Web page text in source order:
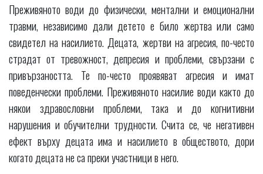
Преживяното води до физически, ментални и емоционални
травми, независимо дали детето е било жертва или само
свидетел на насилието. Децата, жертви на агресия, по-често
страдат от тревожност, депресия и проблеми, свързани с
привързаността. Те по-често проявяват агресия и имат
поведенчески проблеми. Преживяното насилие води както до
някои здравословни проблеми, така и до когнитивни
нарушения и обучителни трудности. Счита се, че негативен
ефект върху децата има и насилието в обществото, дори
когато децата не са преки участници в него.